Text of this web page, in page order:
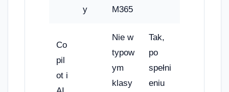
y
M365
Co
pil
ot i
Nie w
typow
ym
klasy
Tak,
po
spełni
eniu